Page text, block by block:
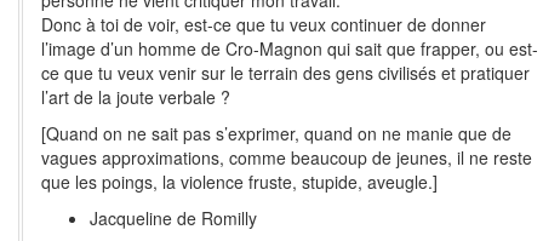
Donc à toi de voir, est-ce que tu veux continuer de donner
l’image d’un homme de Cro-Magnon qui sait que frapper, ou est-
ce que tu veux venir sur le terrain des gens civilisés et pratiquer
l’art de la joute verbale ?
[Quand on ne sait pas s’exprimer, quand on ne manie que de
vagues approximations, comme beaucoup de jeunes, il ne reste
que les poings, la violence fruste, stupide, aveugle.]
Jacqueline de Romilly